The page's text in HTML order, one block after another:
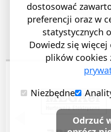
POPRZEDNI SLAJD
dostosować
preferencji oraz w
statystycznych
Dowiedz się
plików cookies
Niezbędne
Odrzuć